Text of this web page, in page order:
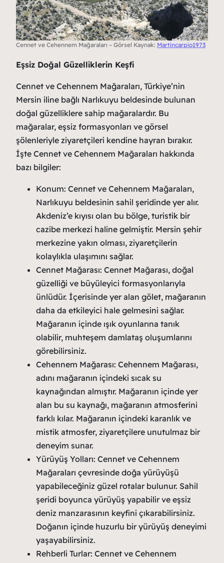
Cennet ve Cehennem Mağaraları – Görsel Kaynak: Martincarpio1973
Eşsiz Doğal Güzelliklerin Keşfi
Cennet ve Cehennem Mağaraları, Türkiye’nin
Mersin iline bağlı Narlıkuyu beldesinde bulunan
doğal güzelliklere sahip mağaralardır. Bu
mağaralar, eşsiz formasyonları ve görsel
şölenleriyle ziyaretçileri kendine hayran bırakır.
İşte Cennet ve Cehennem Mağaraları hakkında
bazı bilgiler:
Konum: Cennet ve Cehennem Mağaraları,
Narlıkuyu beldesinin sahil şeridinde yer alır.
Akdeniz’e kıyısı olan bu bölge, turistik bir
cazibe merkezi haline gelmiştir. Mersin şehir
merkezine yakın olması, ziyaretçilerin
kolaylıkla ulaşımını sağlar.
Cennet Mağarası: Cennet Mağarası, doğal
güzelliği ve büyüleyici formasyonlarıyla
ünlüdür. İçerisinde yer alan gölet, mağaranın
daha da etkileyici hale gelmesini sağlar.
Mağaranın içinde ışık oyunlarına tanık
olabilir, muhteşem damlataş oluşumlarını
görebilirsiniz.
Cehennem Mağarası: Cehennem Mağarası,
adını mağaranın içindeki sıcak su
kaynağından almıştır. Mağaranın içinde yer
alan bu su kaynağı, mağaranın atmosferini
farklı kılar. Mağaranın içindeki karanlık ve
mistik atmosfer, ziyaretçilere unutulmaz bir
deneyim sunar.
Yürüyüş Yolları: Cennet ve Cehennem
Mağaraları çevresinde doğa yürüyüşü
yapabileceğiniz güzel rotalar bulunur. Sahil
şeridi boyunca yürüyüş yapabilir ve eşsiz
deniz manzarasının keyfini çıkarabilirsiniz.
Doğanın içinde huzurlu bir yürüyüş deneyimi
yaşayabilirsiniz.
Rehberli Turlar: Cennet ve Cehennem